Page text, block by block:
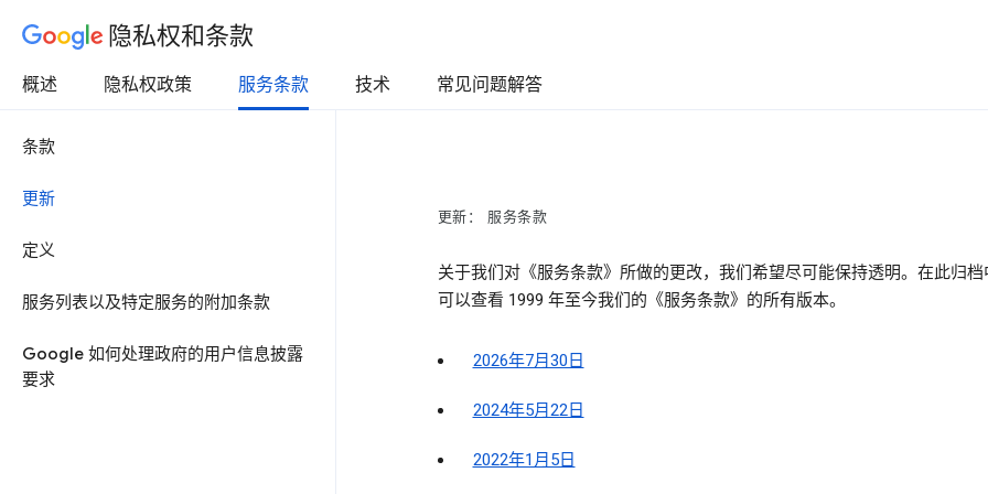
隐私权和条款
概述 隐私权政策 服务条款 技术 常见问题解答
条款
更新
定义
服务列表以及特定服务的附加条款
Google 如何处理政府的用户信息披露
要求
更新： 服务条款
关于我们对《服务条款》所做的更改，我们希望尽可能保持透明。在此归档
可以查看 1999 年至今我们的《服务条款》的所有版本。
2026年7月30日
2024年5月22日
2022年1月5日